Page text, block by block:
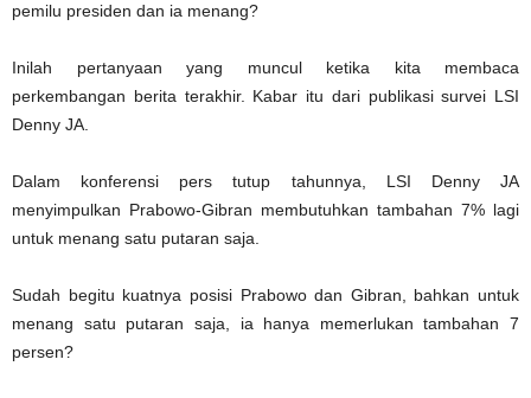
pemilu presiden dan ia menang?
Inilah pertanyaan yang muncul ketika kita membaca
perkembangan berita terakhir. Kabar itu dari publikasi survei LSI
Denny JA.
Dalam konferensi pers tutup tahunnya, LSI Denny JA
menyimpulkan Prabowo-Gibran membutuhkan tambahan 7% lagi
untuk menang satu putaran saja.
Sudah begitu kuatnya posisi Prabowo dan Gibran, bahkan untuk
menang satu putaran saja, ia hanya memerlukan tambahan 7
persen?